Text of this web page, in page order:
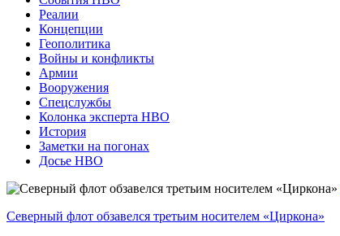
Реалии
Концепции
Геополитика
Войны и конфликты
Армии
Вооружения
Спецслужбы
Колонка эксперта НВО
История
Заметки на погонах
Досье НВО
Северный флот обзавелся третьим носителем «Циркона»